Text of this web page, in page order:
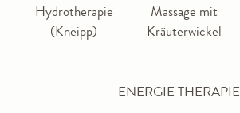
Hydrotherapie
(Kneipp)
Massage mit
Kräuterwickel
ENERGIE THERAPIE